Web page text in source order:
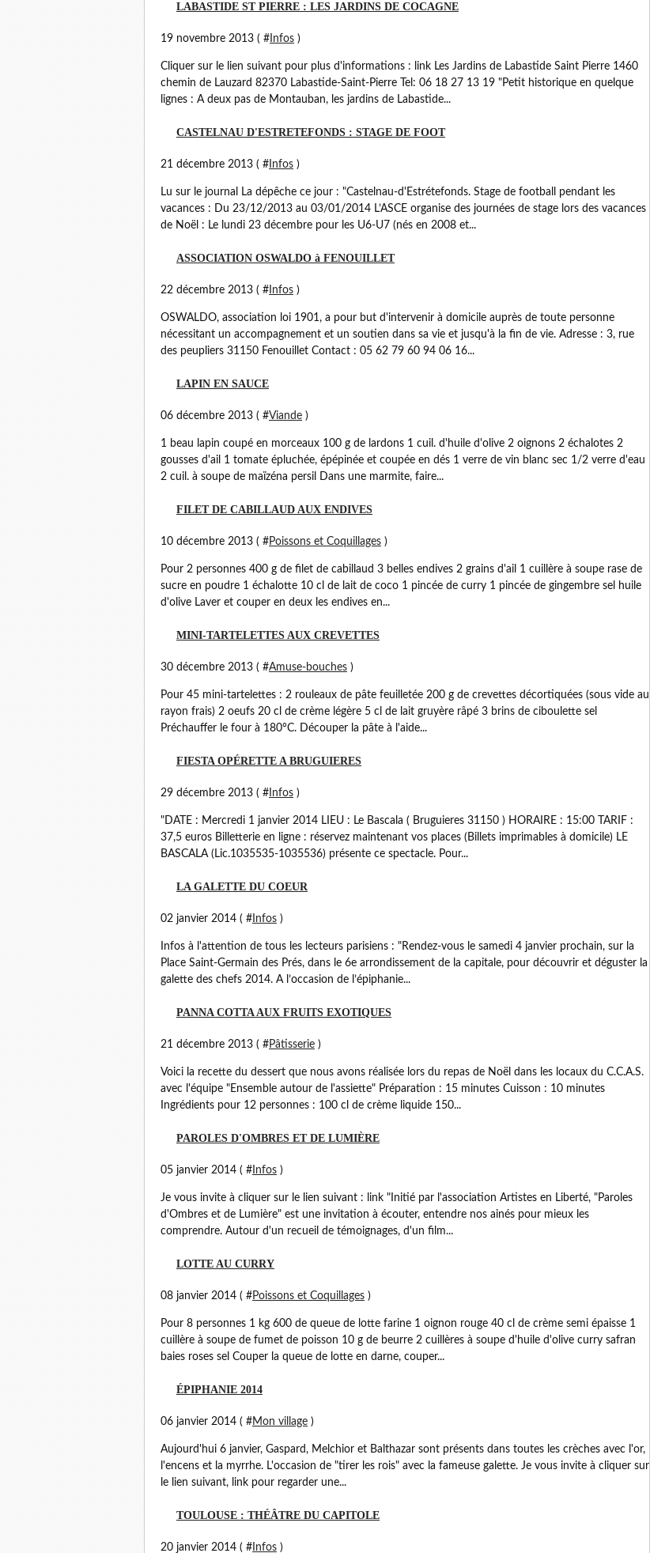
LABASTIDE ST PIERRE : LES JARDINS DE COCAGNE
19 novembre 2013 ( # Infos )
Cliquer sur le lien suivant pour plus d'informations : link Les Jardins de Labastide Saint Pierre 1460
chemin de Lauzard 82370 Labastide-Saint-Pierre Tel: 06 18 27 13 19 "Petit historique en quelque
lignes : A deux pas de Montauban, les jardins de Labastide...
CASTELNAU D'ESTRETEFONDS : STAGE DE FOOT
21 décembre 2013 ( # Infos )
Lu sur le journal La dépêche ce jour : "Castelnau-d'Estrétefonds. Stage de football pendant les
vacances : Du 23/12/2013 au 03/01/2014 L’ASCE organise des journées de stage lors des vacances
de Noël : Le lundi 23 décembre pour les U6-U7 (nés en 2008 et...
ASSOCIATION OSWALDO à FENOUILLET
22 décembre 2013 ( # Infos )
OSWALDO, association loi 1901, a pour but d'intervenir à domicile auprès de toute personne
nécessitant un accompagnement et un soutien dans sa vie et jusqu'à la fin de vie. Adresse : 3, rue
des peupliers 31150 Fenouillet Contact : 05 62 79 60 94 06 16...
LAPIN EN SAUCE
06 décembre 2013 ( #Viande )
1 beau lapin coupé en morceaux 100 g de lardons 1 cuil. d'huile d'olive 2 oignons 2 échalotes 2
gousses d'ail 1 tomate épluchée, épépinée et coupée en dés 1 verre de vin blanc sec 1/2 verre d'eau
2 cuil. à soupe de maïzéna persil Dans une marmite, faire...
FILET DE CABILLAUD AUX ENDIVES
10 décembre 2013 ( #Poissons et Coquillages )
Pour 2 personnes 400 g de filet de cabillaud 3 belles endives 2 grains d'ail 1 cuillère à soupe rase de
sucre en poudre 1 échalotte 10 cl de lait de coco 1 pincée de curry 1 pincée de gingembre sel huile
d'olive Laver et couper en deux les endives en...
MINI-TARTELETTES AUX CREVETTES
30 décembre 2013 ( #Amuse-bouches )
Pour 45 mini-tartelettes : 2 rouleaux de pâte feuilletée 200 g de crevettes décortiquées (sous vide au
rayon frais) 2 oeufs 20 cl de crème légère 5 cl de lait gruyère râpé 3 brins de ciboulette sel
Préchauffer le four à 180°C. Découper la pâte à l'aide...
FIESTA OPÉRETTE A BRUGUIERES
29 décembre 2013 ( # Infos )
"DATE : Mercredi 1 janvier 2014 LIEU : Le Bascala ( Bruguieres 31150 ) HORAIRE : 15:00 TARIF :
37,5 euros Billetterie en ligne : réservez maintenant vos places (Billets imprimables à domicile) LE
BASCALA (Lic.1035535-1035536) présente ce spectacle. Pour...
LA GALETTE DU COEUR
02 janvier 2014 ( # Infos )
Infos à l'attention de tous les lecteurs parisiens : "Rendez-vous le samedi 4 janvier prochain, sur la
Place Saint-Germain des Prés, dans le 6e arrondissement de la capitale, pour découvrir et déguster la
galette des chefs 2014. A l’occasion de l’épiphanie...
PANNA COTTA AUX FRUITS EXOTIQUES
21 décembre 2013 ( #Pâtisserie )
Voici la recette du dessert que nous avons réalisée lors du repas de Noël dans les locaux du C.C.A.S.
avec l'équipe "Ensemble autour de l'assiette" Préparation : 15 minutes Cuisson : 10 minutes
Ingrédients pour 12 personnes : 100 cl de crème liquide 150...
PAROLES D'OMBRES ET DE LUMIÈRE
05 janvier 2014 ( # Infos )
Je vous invite à cliquer sur le lien suivant : link "Initié par l'association Artistes en Liberté, "Paroles
d'Ombres et de Lumière" est une invitation à écouter, entendre nos ainés pour mieux les
comprendre. Autour d'un recueil de témoignages, d'un film...
LOTTE AU CURRY
08 janvier 2014 ( #Poissons et Coquillages )
Pour 8 personnes 1 kg 600 de queue de lotte farine 1 oignon rouge 40 cl de crème semi épaisse 1
cuillère à soupe de fumet de poisson 10 g de beurre 2 cuillères à soupe d'huile d'olive curry safran
baies roses sel Couper la queue de lotte en darne, couper...
ÉPIPHANIE 2014
06 janvier 2014 ( #Mon village )
Aujourd'hui 6 janvier, Gaspard, Melchior et Balthazar sont présents dans toutes les crèches avec l'or,
l'encens et la myrrhe. L'occasion de "tirer les rois" avec la fameuse galette. Je vous invite à cliquer sur
le lien suivant, link pour regarder une...
TOULOUSE : THÉÂTRE DU CAPITOLE
20 janvier 2014 ( # Infos )